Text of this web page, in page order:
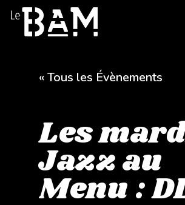
Skip
« Tous les Évènements
Les
Jazz au
Menu :